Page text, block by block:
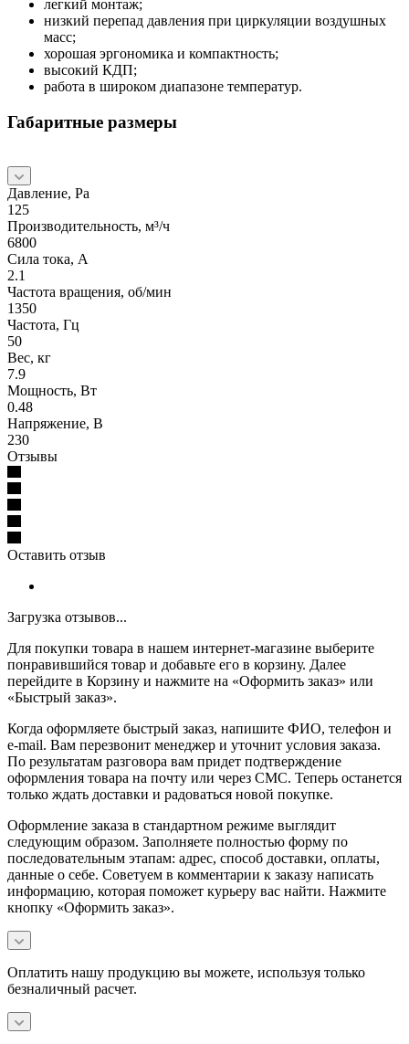
легкий монтаж;
низкий перепад давления при циркуляции воздушных
масс;
хорошая эргономика и компактность;
высокий КДП;
работа в широком диапазоне температур.
Габаритные размеры
Давление, Pa
125
Производительность, м³/ч
6800
Сила тока, А
2.1
Частота вращения, об/мин
1350
Частота, Гц
50
Вес, кг
7.9
Мощность, Вт
0.48
Напряжение, В
230
Отзывы
Оставить отзыв
Загрузка отзывов...
Для покупки товара в нашем интернет-магазине выберите
понравившийся товар и добавьте его в корзину. Далее
перейдите в Корзину и нажмите на «Оформить заказ» или
«Быстрый заказ».
Когда оформляете быстрый заказ, напишите ФИО, телефон и
e-mail. Вам перезвонит менеджер и уточнит условия заказа.
По результатам разговора вам придет подтверждение
оформления товара на почту или через СМС. Теперь останется
только ждать доставки и радоваться новой покупке.
Оформление заказа в стандартном режиме выглядит
следующим образом. Заполняете полностью форму по
последовательным этапам: адрес, способ доставки, оплаты,
данные о себе. Советуем в комментарии к заказу написать
информацию, которая поможет курьеру вас найти. Нажмите
кнопку «Оформить заказ».
Оплатить нашу продукцию вы можете, используя только
безналичный расчет.